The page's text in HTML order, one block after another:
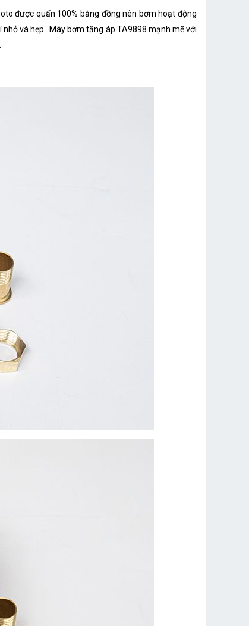
được quấn 100% bằng đồng nên bơm hoạt động
và hẹp . Máy bơm tăng áp TA9898 mạnh mẽ với